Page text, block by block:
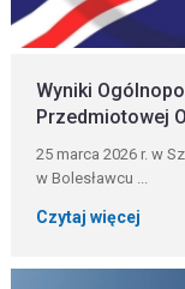
Wyniki
Przedmiotowej
25 marca 2026 r. w
w Bolesławcu ...
Czytaj więcej